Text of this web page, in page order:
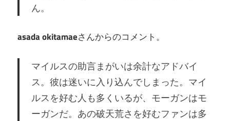
ん。
asada okitamaeさんからのコメント。
マイルスの助言まがいは余計なアドバイ
ス。彼は迷いに入り込んでしまった。マイ
ルスを好む人も多くいるが、モーガンはモ
ーガンだ。あの破天荒さを好むファンは多